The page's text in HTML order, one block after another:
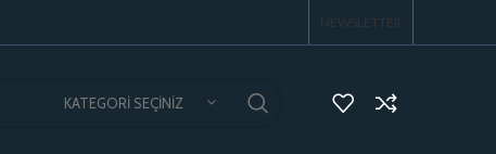
NEWSLETTER
KATEGORI SEÇINIZ